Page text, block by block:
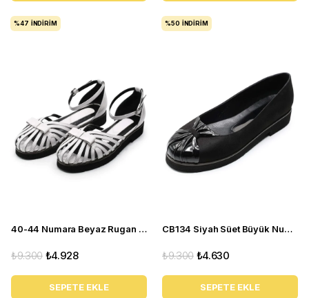
40-44 Numara Beyaz Rugan Yazlık Kadın Babet Sandalet CB110
₺4.928
₺9.300
SEPETE EKLE
%47 İNDIRIM
CB134 Siyah Süet Büyük Numara yazlık kadın babet ayakkabı
₺4.630
₺9.300
SEPETE EKLE
%50 İNDIRIM